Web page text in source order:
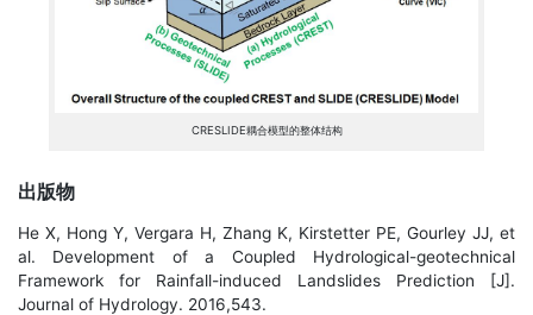
CRESLIDE耦合模型的整体结构
出版物
He X, Hong Y, Vergara H, Zhang K, Kirstetter PE, Gourley JJ, et
al. Development of a Coupled Hydrological-geotechnical
Framework for Rainfall-induced Landslides Prediction [J].
Journal of Hydrology. 2016,543.